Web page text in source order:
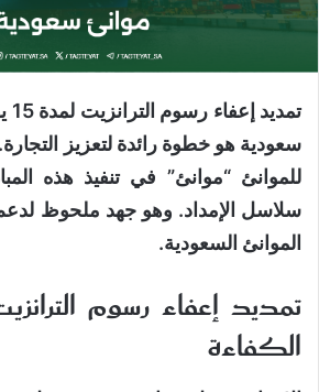
سعودية هو خطوة رائدة لتعزيز التجارة.
للموانئ “موانئ” في تنفيذ هذه
سلاسل الإمداد. وهو جهد ملحوظ لدعم
الموانئ السعودية.
تمديد إعفاء رسوم
الكفاءة